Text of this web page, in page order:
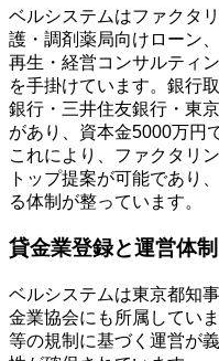
ベルシステムはファクタ
護・調剤薬局向けローン
再生・経営コンサルティ
を手掛けています。銀行
銀行・三井住友銀行・東
があり、資本金5000万円
これにより、ファクタリ
トップ提案が可能であり
る体制が整っています。
貸金業登録と運営体制
ベルシステムは東京都知
金業協会にも所属してい
等の規制に基づく運営が